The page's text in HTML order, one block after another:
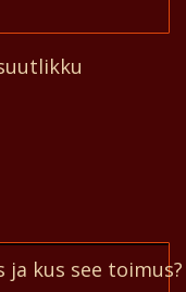
ja kus see toimus?